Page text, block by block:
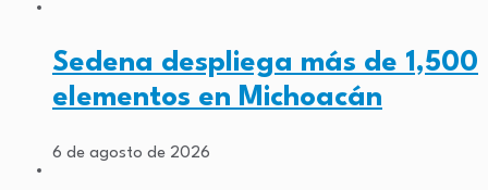
Sedena despliega más de 1,500
elementos en Michoacán
6 de agosto de 2026